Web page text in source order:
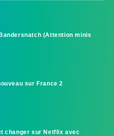
(Attention minis
sur France 2
changer sur Netflix avec